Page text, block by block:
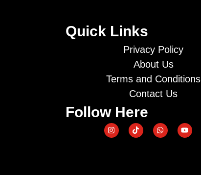
Quick Links
Privacy Policy
About Us
Terms and Conditions
Contact Us
Follow Here